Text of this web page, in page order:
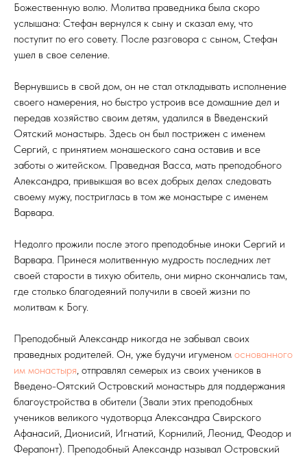
Божественную волю. Молитва праведника была скоро
услышана: Стефан вернулся к сыну и сказал ему, что
поступит по его совету. После разговора с сыном, Стефан
ушел в свое селение.
Вернувшись в свой дом, он не стал откладывать исполнение
своего намерения, но быстро устроив все домашние дел и
передав хозяйство своим детям, удалился в Введенский
Оятский монастырь. Здесь он был пострижен с именем
Сергий, с принятием монашеского сана оставив и все
заботы о житейском. Праведная Васса, мать преподобного
Александра, привыкшая во всех добрых делах следовать
своему мужу, постриглась в том же монастыре с именем
Варвара.
Недолго прожили после этого преподобные иноки Сергий и
Варвара. Принеся молитвенную мудрость последних лет
своей старости в тихую обитель, они мирно скончались там,
где столько благодеяний получили в своей жизни по
молитвам к Богу.
Преподобный Александр никогда не забывал своих
праведных родителей. Он, уже будучи игуменом основанного
им монастыря, отправлял семерых из своих учеников в
Введено-Оятский Островский монастырь для поддержания
благоустройства в обители (Звали этих преподобных
учеников великого чудотворца Александра Свирского
Афанасий, Дионисий, Игнатий, Корнилий, Леонид, Феодор и
Ферапонт). Преподобный Александр называл Островский